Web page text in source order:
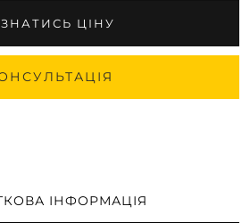
ЦІНУ
ІНФОРМАЦІЯ